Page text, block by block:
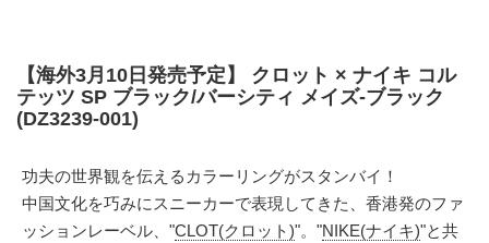
【海外3月10日発売予定】 クロット × ナイキ コル
テッツ SP ブラック/バーシティ メイズ-ブラック
(DZ3239-001)
功夫の世界観を伝えるカラーリングがスタンバイ！
中国文化を巧みにスニーカーで表現してきた、香港発のファ
ッションレーベル、"CLOT(クロット)"。"NIKE(ナイキ)"と共